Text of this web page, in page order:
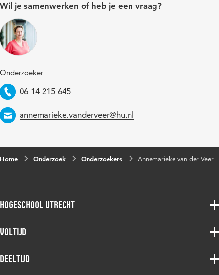
Wil je samenwerken of heb je een vraag?
Onderzoeker
Telefoon
06 14 215 645
Email
annemarieke.vanderveer@hu.nl
Home Onderzoek Onderzoekers Annemarieke van der Veer
Hogeschool Utrecht
Voltijdopleidingen
Onderzoek
Voltijd
Associate degree
Deeltijd